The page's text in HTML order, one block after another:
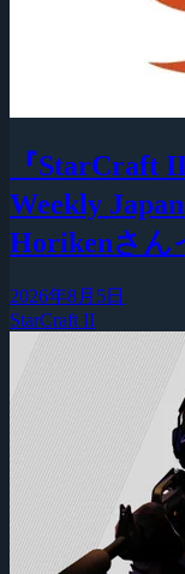
『StarCraft
Weekly
Horikenさん
2026年8月5日
StarCraft II